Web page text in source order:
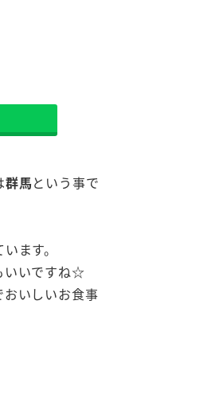
群馬という事で
ます。
いいですね☆
いしいお食事